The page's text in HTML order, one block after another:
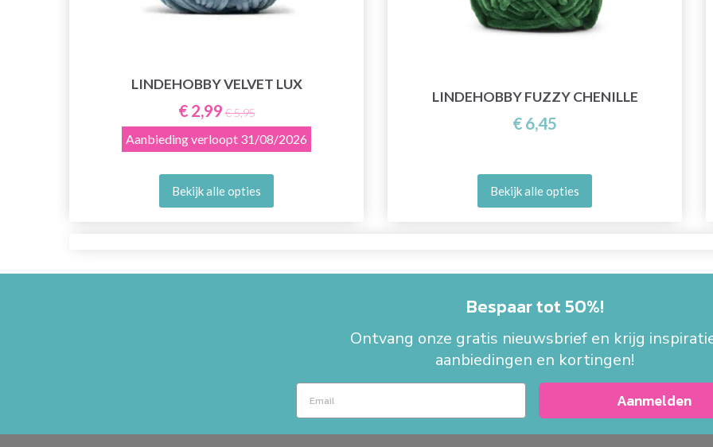
LINDEHOBBY VELVET LUX
€ 2,99 € 5,95
Aanbieding verloopt 31/08/2026
Bekijk alle opties
LINDEHOBBY FUZZY CHENILLE
€ 6,45
Bekijk alle opties
Bespaar tot 50%!
Ontvang onze gratis nieuwsbrief en krijg
aanbiedingen en kortingen!
Aanmelden